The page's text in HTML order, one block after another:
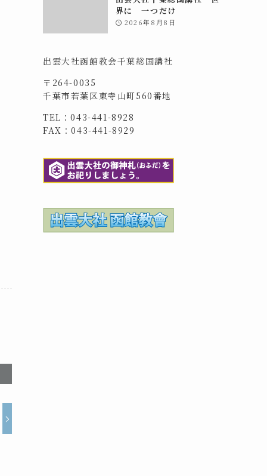
界に 一つだけ
2026年8月8日
出雲大社函館教会千葉総国講社
〒264-0035
千葉市若葉区東寺山町560番地
TEL：043-441-8928
FAX：043-441-8929